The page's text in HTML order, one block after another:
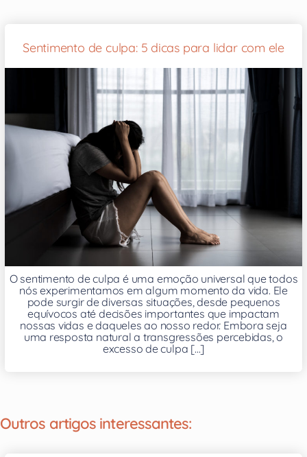
Sentimento de culpa: 5 dicas para lidar com ele
O sentimento de culpa é uma emoção universal que todos
nós experimentamos em algum momento da vida. Ele
pode surgir de diversas situações, desde pequenos
equívocos até decisões importantes que impactam
nossas vidas e daqueles ao nosso redor. Embora seja
uma resposta natural a transgressões percebidas, o
excesso de culpa [...]
Outros artigos interessantes: